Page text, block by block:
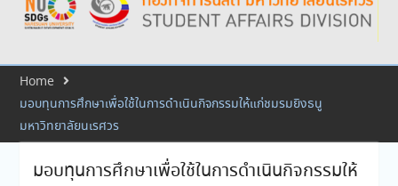
แก่นิสิตปัจจุบัน
วันคล้ายวันสถาปนามหาวิทยาลัย
กรกฎาคม 2569
Home
มอบทุนการศึกษาเพื่อใช้ในการดำเนินกิจกรรมให้แก่ชมรมยิงธนู
มหาวิทยาลัยนเรศวร
มอบทุนการศึกษาเพื่อใช้ในการดำเนินกิจกรรมให้